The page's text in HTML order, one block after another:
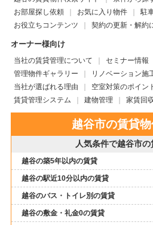
お部屋探し依頼
お気に入り物件
駐
お役立ちコンテンツ
契約の更新・解約
オーナー様向け
当社の賃貸管理について セミナー情報
管理物件ギャラリー
リノベーション施
当社が選ばれる理由
空室対策のポイン
賃貸管理システム
建物管理 家賃回
越谷市の賃貸
人気条件で越谷市
越谷の築5年以内の賃貸
越谷の駅近10分以内の賃貸
越谷のバス・トイレ別の賃貸
越谷の敷金・礼金0の賃貸